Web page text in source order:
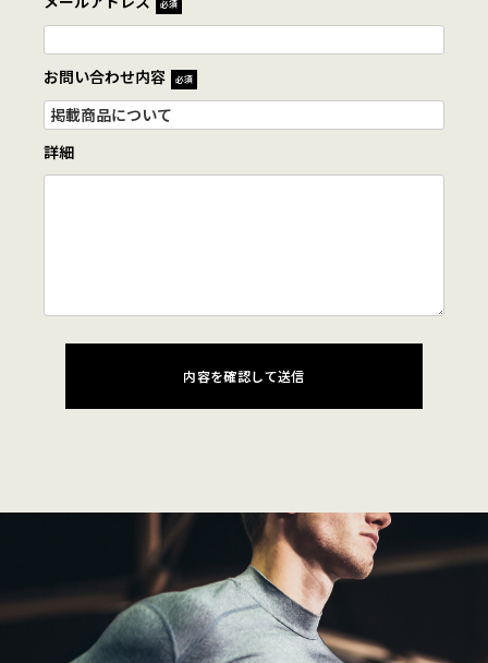
必須
お問い合わせ内容 必須
詳細